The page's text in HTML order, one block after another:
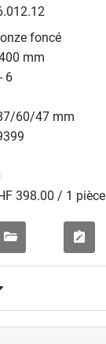
foncé
mm
6
60/47 mm
398.00 / 1 pièce